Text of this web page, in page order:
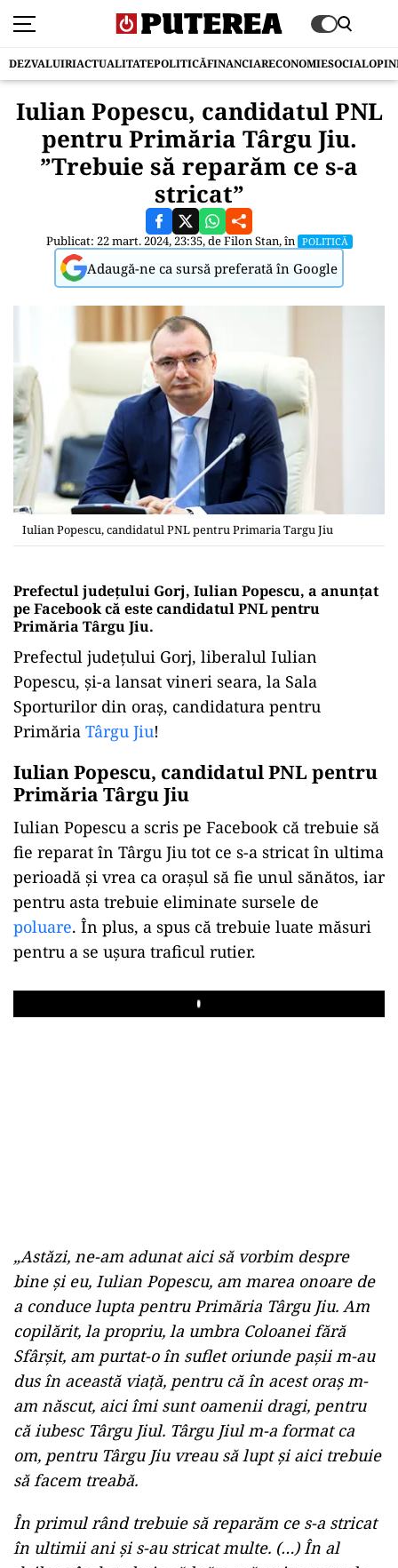
DEZVALUIRIACTUALITATEPOLITICĂFINANCIARECONOMIESOCIAL
Iulian Popescu, candidatul PNL
pentru Primăria Târgu Jiu.
”Trebuie să reparăm ce s-a
stricat”
Publicat: 22 mart. 2024, 23:35, deFilon Stan, în POLITICĂ
Adaugă-ne ca sursă preferată în Google
Iulian Popescu, candidatul PNL pentru Primaria Targu Jiu
Prefectul judeţului Gorj, Iulian Popescu, a anunțat
pe Facebook că este candidatul PNL pentru
Primăria Târgu Jiu.
Prefectul judeţului Gorj, liberalul Iulian
Popescu, și-a lansat vineri seara, la Sala
Sporturilor din oraş, candidatura pentru
Primăria Târgu Jiu!
Iulian Popescu, candidatul PNL pentru
Primăria Târgu Jiu
Iulian Popescu a scris pe Facebook că trebuie să
fie reparat în Târgu Jiu tot ce s-a stricat în ultima
perioadă și vrea ca orașul să fie unul sănătos, iar
pentru asta trebuie eliminate sursele de
poluare. În plus, a spus că trebuie luate măsuri
pentru a se ușura traficul rutier.
Play
„Astăzi, ne-am adunat aici să vorbim despre
bine şi eu, Iulian Popescu, am marea onoare de
a conduce lupta pentru Primăria Târgu Jiu. Am
copilărit, la propriu, la umbra Coloanei fără
Sfârşit, am purtat-o în suflet oriunde paşii m-au
dus în această viaţă, pentru că în acest oraş m-
am născut, aici îmi sunt oamenii dragi, pentru
că iubesc Târgu Jiul. Târgu Jiul m-a format ca
om, pentru Târgu Jiu vreau să lupt şi aici trebuie
să facem treabă.
În primul rând trebuie să reparăm ce s-a stricat
în ultimii ani şi s-au stricat multe. (…) În al